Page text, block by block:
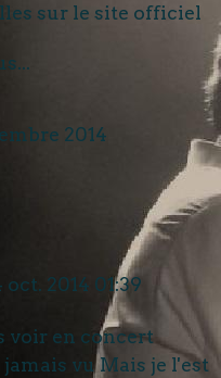
sur le site officiel
2014
oct. 2014 01:39
voir en concert
vu Mais je l'est